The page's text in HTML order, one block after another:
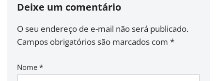
Deixe um comentário
O seu endereço de e-mail não será publicado.
Campos obrigatórios são marcados com *
Nome *